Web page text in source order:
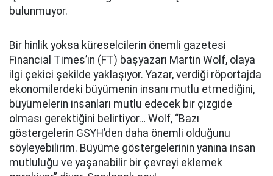
bulunmuyor.
Bir hinlik yoksa küreselcilerin önemli gazetesi
Financial Times’ın (FT) başyazarı Martin Wolf, olaya
ilgi çekici şekilde yaklaşıyor. Yazar, verdiği röportajda
ekonomilerdeki büyümenin insanı mutlu etmediğini,
büyümelerin insanları mutlu edecek bir çizgide
olması gerektiğini belirtiyor… Wolf, “Bazı
göstergelerin GSYH’den daha önemli olduğunu
söyleyebilirim. Büyüme göstergelerinin yanına insan
mutluluğu ve yaşanabilir bir çevreyi eklemek